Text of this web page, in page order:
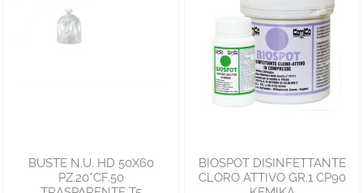
BUSTE N.U. HD 50X60
PZ.20*CF.50
BIOSPOT DISINFETTANTE
CLORO ATTIVO GR.1 CP90